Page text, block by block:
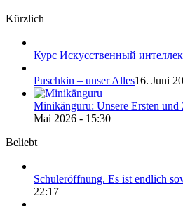
Kürzlich
Курс Искусственный
Puschkin – unser Alles16. Juni
Minikänguru: Unsere Ersten
Mai 2026 - 15:30
Beliebt
Schuleröffnung. Es ist endlich
22:17